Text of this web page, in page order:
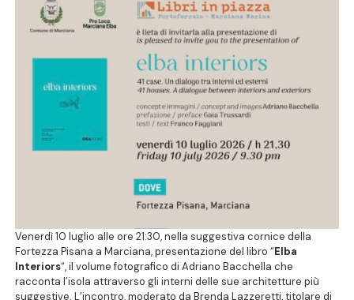
Venerdì 10 luglio alle ore 21:30, nella suggestiva cornice della
Fortezza Pisana a Marciana, presentazione del libro “Elba
Interiors“, il volume fotografico di Adriano Bacchella che
racconta l’isola attraverso gli interni delle sue architetture più
suggestive. L’incontro, moderato da Brenda Lazzeretti, titolare di